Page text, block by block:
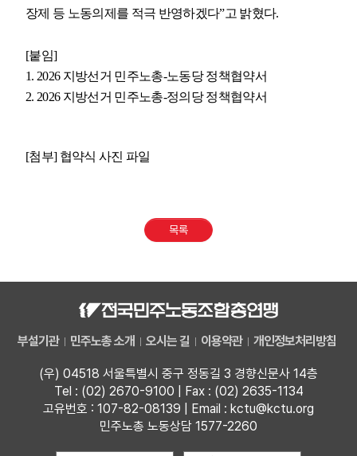
장제 등 노동의제를 적극 반영하겠다”고 밝혔다.
[붙임]
1. 2026 지방선거 민주노총-노동당 정책협약서
2. 2026 지방선거 민주노총-정의당 정책협약서
[첨부] 협약식 사진 파일
목록
부설기관 민주노총 소개 오시는 길 이용약관 개인정보처리방침
(우) 04518 서울특별시 중구 정동길 3 경향신문사 14층
Tel : (02) 2670-9100 | Fax : (02) 2635-1134
고유번호 : 107-82-08139 | Email : kctu@kctu.org
민주노총 노동상담 1577-2260